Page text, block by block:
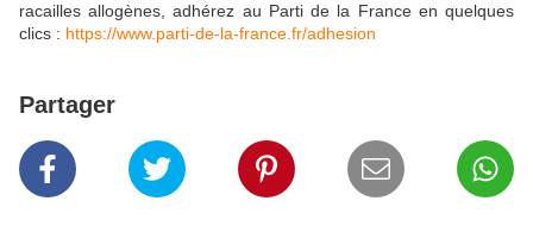
racailles allogènes, adhérez au Parti de la France en quelques
clics : https://www.parti-de-la-france.fr/adhesion
Partager